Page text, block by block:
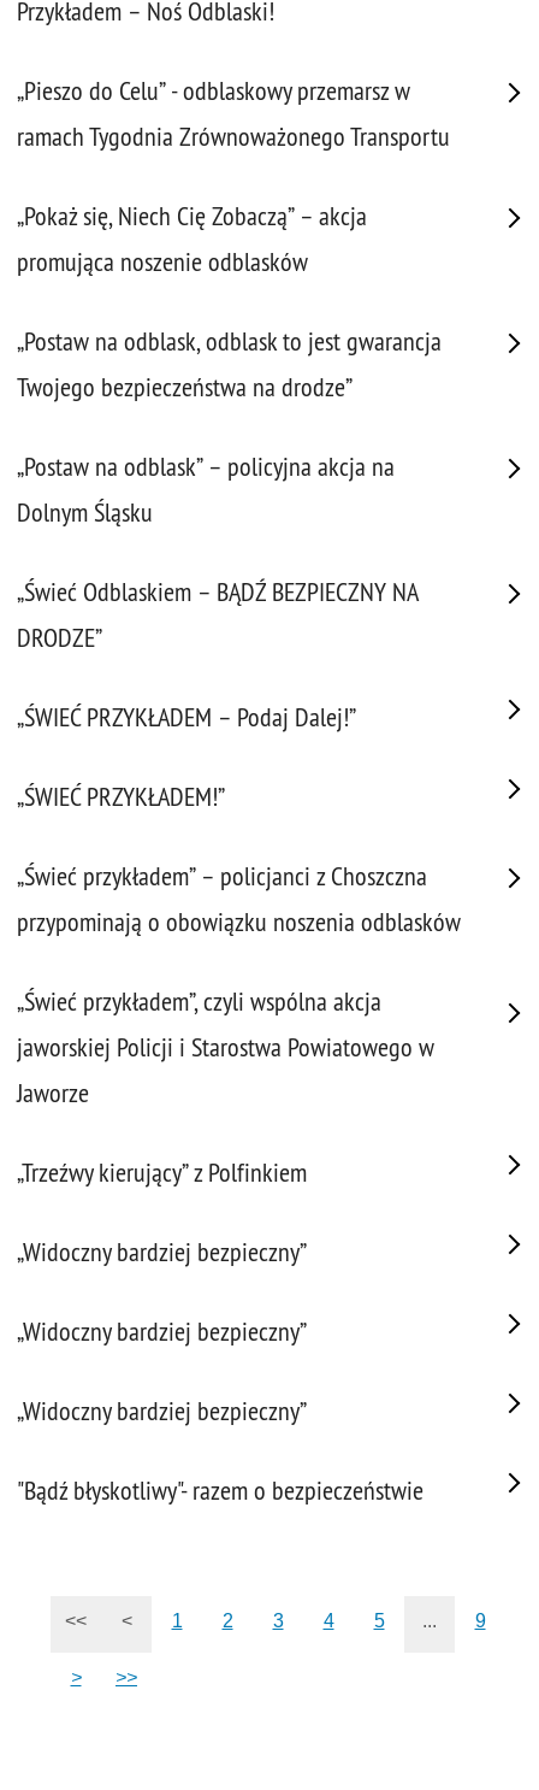
Przykładem – Noś Odblaski!
„Pieszo do Celu” - odblaskowy przemarsz w
ramach Tygodnia Zrównoważonego Transportu
„Pokaż się, Niech Cię Zobaczą” – akcja
promująca noszenie odblasków
„Postaw na odblask, odblask to jest gwarancja
Twojego bezpieczeństwa na drodze”
„Postaw na odblask” – policyjna akcja na
Dolnym Śląsku
„Świeć Odblaskiem – BĄDŹ BEZPIECZNY NA
DRODZE”
„ŚWIEĆ PRZYKŁADEM – Podaj Dalej!”
„ŚWIEĆ PRZYKŁADEM!”
„Świeć przykładem” – policjanci z Choszczna
przypominają o obowiązku noszenia odblasków
„Świeć przykładem”, czyli wspólna akcja
jaworskiej Policji i Starostwa Powiatowego w
Jaworze
„Trzeźwy kierujący” z Polfinkiem
„Widoczny bardziej bezpieczny”
„Widoczny bardziej bezpieczny”
„Widoczny bardziej bezpieczny”
"Bądź błyskotliwy"- razem o bezpieczeństwie
<< < 1 2 3 4 5 ... 9
> >>